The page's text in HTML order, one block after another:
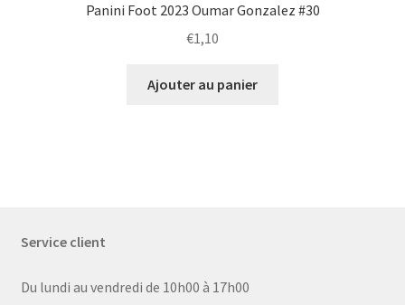
Panini Foot 2023 Oumar Gonzalez #30
€1,10
Ajouter au panier
Service client
Du lundi au vendredi de 10h00 à 17h00